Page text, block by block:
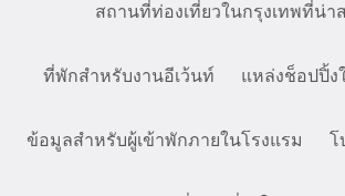
สถานที่ท่องเที่ยวในกรุงเทพที่น่า
ที่พักสำหรับงานอีเว้นท์ แหล่งช็อปปิ้ง
ข้อมูลสำหรับผู้เข้าพักภายในโรงแรม โ